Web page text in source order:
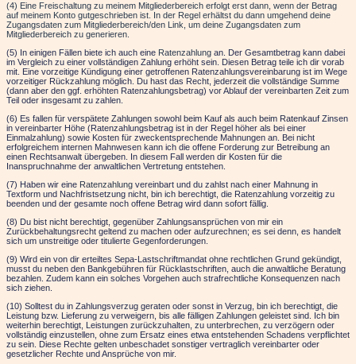
(4) Eine Freischaltung zu meinem Mitgliederbereich erfolgt erst dann, wenn der Betrag
auf meinem Konto gutgeschrieben ist. In der Regel erhältst du dann umgehend deine
Zugangsdaten zum Mitgliederbereich/den Link, um deine Zugangsdaten zum
Mitgliederbereich zu generieren.
(5) In einigen Fällen biete ich auch eine Ratenzahlung an. Der Gesamtbetrag kann dabei
im Vergleich zu einer vollständigen Zahlung erhöht sein. Diesen Betrag teile ich dir vorab
mit. Eine vorzeitige Kündigung einer getroffenen Ratenzahlungsvereinbarung ist im Wege
vorzeitiger Rückzahlung möglich. Du hast das Recht, jederzeit die vollständige Summe
(dann aber den ggf. erhöhten Ratenzahlungsbetrag) vor Ablauf der vereinbarten Zeit zum
Teil oder insgesamt zu zahlen.
(6) Es fallen für verspätete Zahlungen sowohl beim Kauf als auch beim Ratenkauf Zinsen
in vereinbarter Höhe (Ratenzahlungsbetrag ist in der Regel höher als bei einer
Einmalzahlung) sowie Kosten für zweckentsprechende Mahnungen an. Bei nicht
erfolgreichem internen Mahnwesen kann ich die offene Forderung zur Betreibung an
einen Rechtsanwalt übergeben. In diesem Fall werden dir Kosten für die
Inanspruchnahme der anwaltlichen Vertretung entstehen.
(7) Haben wir eine Ratenzahlung vereinbart und du zahlst nach einer Mahnung in
Textform und Nachfristsetzung nicht, bin ich berechtigt, die Ratenzahlung vorzeitig zu
beenden und der gesamte noch offene Betrag wird dann sofort fällig.
(8) Du bist nicht berechtigt, gegenüber Zahlungsansprüchen von mir ein
Zurückbehaltungsrecht geltend zu machen oder aufzurechnen; es sei denn, es handelt
sich um unstreitige oder titulierte Gegenforderungen.
(9) Wird ein von dir erteiltes Sepa-Lastschriftmandat ohne rechtlichen Grund gekündigt,
musst du neben den Bankgebühren für Rücklastschriften, auch die anwaltliche Beratung
bezahlen. Zudem kann ein solches Vorgehen auch strafrechtliche Konsequenzen nach
sich ziehen.
(10) Solltest du in Zahlungsverzug geraten oder sonst in Verzug, bin ich berechtigt, die
Leistung bzw. Lieferung zu verweigern, bis alle fälligen Zahlungen geleistet sind. Ich bin
weiterhin berechtigt, Leistungen zurückzuhalten, zu unterbrechen, zu verzögern oder
vollständig einzustellen, ohne zum Ersatz eines etwa entstehenden Schadens verpflichtet
zu sein. Diese Rechte gelten unbeschadet sonstiger vertraglich vereinbarter oder
gesetzlicher Rechte und Ansprüche von mir.